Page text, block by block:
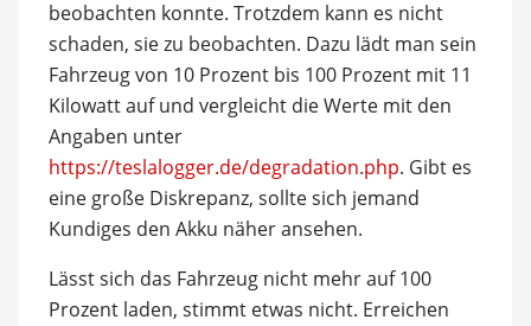
beobachten konnte. Trotzdem kann es nicht
schaden, sie zu beobachten. Dazu lädt man sein
Fahrzeug von 10 Prozent bis 100 Prozent mit 11
Kilowatt auf und vergleicht die Werte mit den
Angaben unter
https://teslalogger.de/degradation.php. Gibt es
eine große Diskrepanz, sollte sich jemand
Kundiges den Akku näher ansehen.
Lässt sich das Fahrzeug nicht mehr auf 100
Prozent laden, stimmt etwas nicht. Erreichen